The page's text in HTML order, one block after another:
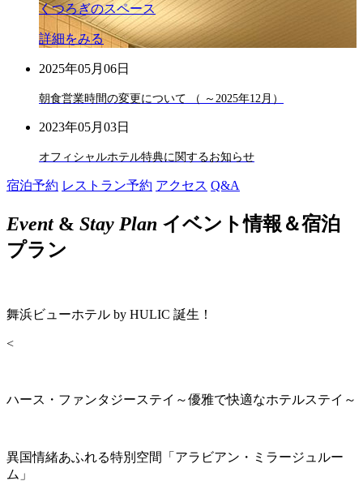
くつろぎのスペース
詳細をみる
2025年05月06日
朝食営業時間の変更について （ ～2025年12月）
2023年05月03日
オフィシャルホテル特典に関するお知らせ
宿泊予約 レストラン予約 アクセス Q&A
Event& Stay Plan イベント情報＆宿泊
プラン
舞浜ビューホテル by HULIC 誕生！
<
ハース・ファンタジーステイ～優雅で快適なホテルステイ～
異国情緒あふれる特別空間「アラビアン・ミラージュルー
ム」